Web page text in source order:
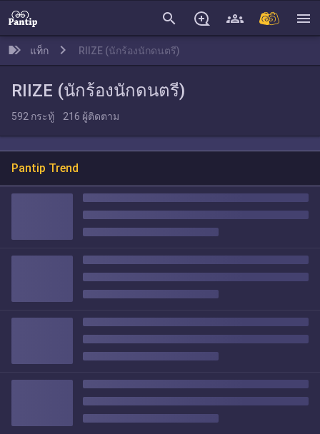
search menu
แท็ก RIIZE (นักร้องนักดนตรี)
RIIZE (นักร้องนักดนตรี)
592 กระทู้ 216 ผู้ติดตาม
Pantip Trend